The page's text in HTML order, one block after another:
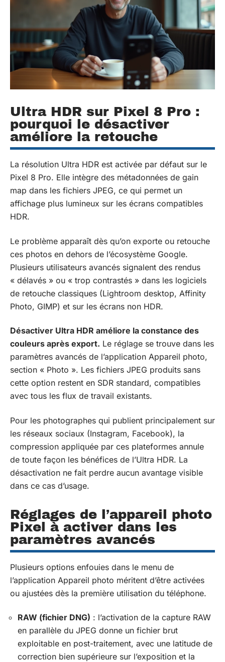
Ultra HDR sur Pixel 8 Pro :
pourquoi le désactiver
améliore la retouche
La résolution Ultra HDR est activée par défaut sur le
Pixel 8 Pro. Elle intègre des métadonnées de gain
map dans les fichiers JPEG, ce qui permet un
affichage plus lumineux sur les écrans compatibles
HDR.
Le problème apparaît dès qu’on exporte ou retouche
ces photos en dehors de l’écosystème Google.
Plusieurs utilisateurs avancés signalent des rendus
« délavés » ou « trop contrastés » dans les logiciels
de retouche classiques (Lightroom desktop, Affinity
Photo, GIMP) et sur les écrans non HDR.
Désactiver Ultra HDR améliore la constance des
couleurs après export. Le réglage se trouve dans les
paramètres avancés de l’application Appareil photo,
section « Photo ». Les fichiers JPEG produits sans
cette option restent en SDR standard, compatibles
avec tous les flux de travail existants.
Pour les photographes qui publient principalement sur
les réseaux sociaux (Instagram, Facebook), la
compression appliquée par ces plateformes annule
de toute façon les bénéfices de l’Ultra HDR. La
désactivation ne fait perdre aucun avantage visible
dans ce cas d’usage.
Réglages de l’appareil photo
Pixel à activer dans les
paramètres avancés
Plusieurs options enfouies dans le menu de
l’application Appareil photo méritent d’être activées
ou ajustées dès la première utilisation du téléphone.
RAW (fichier DNG) : l’activation de la capture RAW
en parallèle du JPEG donne un fichier brut
exploitable en post-traitement, avec une latitude de
correction bien supérieure sur l’exposition et la